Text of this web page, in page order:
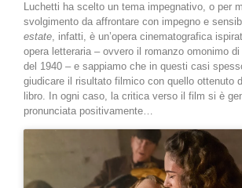
Luchetti ha scelto un tema impegnativo, o per
svolgimento da affrontare con impegno e
estate, infatti, è un’opera cinematografica
opera letteraria – ovvero il romanzo omonimo
del 1940 – e sappiamo che in questi casi
giudicare il risultato filmico con quello ottenuto
libro. In ogni caso, la critica verso il film si è
pronunciata positivamente…